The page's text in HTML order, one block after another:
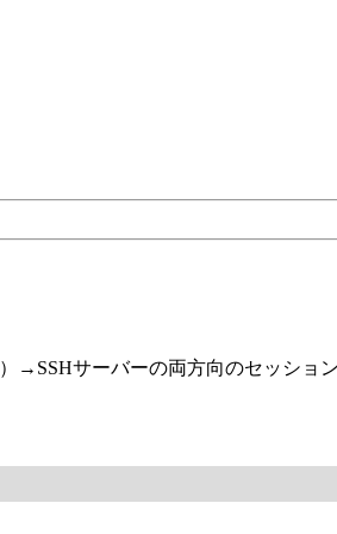
→SSHサーバーの両方向のセッション